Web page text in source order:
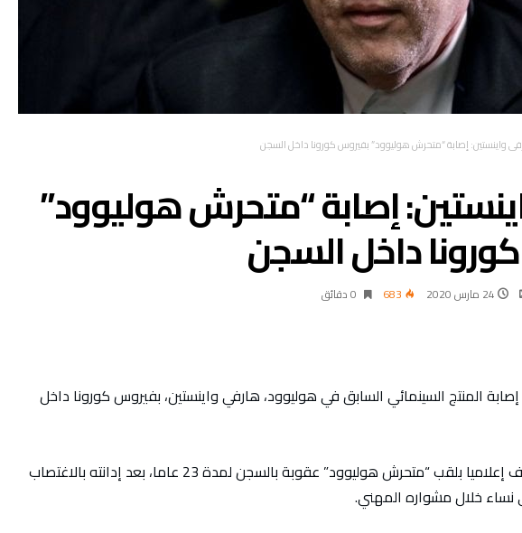
واينستين: إصابة “متحرش هوليوود” بفيروس كورونا داخل السجن
إصابة “متحرش هوليوود”
داخل السجن
24 مارس 2020 683 0 ‫دقائق‬
إصابة المنتج السينمائي السابق في هوليوود، هارفي واينستين، بفيروس كورونا داخل
ويقضي الرجل المعروف إعلاميا بلقب “متحرش هوليوود” عقوبة بالسجن لمدة 23 عاما، بعد إدانته بالاغتصاب
نساء خلال مشواره المهني.